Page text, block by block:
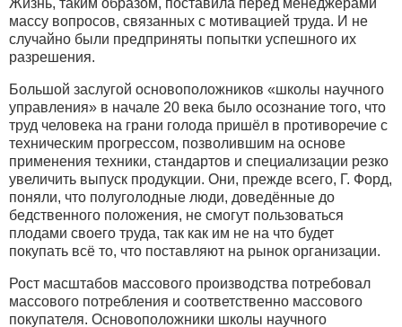
Жизнь, таким образом, поставила перед менеджерами
массу вопросов, связанных с мотивацией труда. И не
случайно были предприняты попытки успешного их
разрешения.
Большой заслугой основоположников «школы научного
управления» в начале 20 века было осознание того, что
труд человека на грани голода пришёл в противоречие с
техническим прогрессом, позволившим на основе
применения техники, стандартов и специализации резко
увеличить выпуск продукции. Они, прежде всего, Г. Форд,
поняли, что полуголодные люди, доведённые до
бедственного положения, не смогут пользоваться
плодами своего труда, так как им не на что будет
покупать всё то, что поставляют на рынок организации.
Рост масштабов массового производства потребовал
массового потребления и соответственно массового
покупателя. Основоположники школы научного